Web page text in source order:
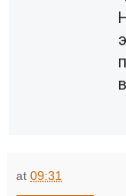
at 09:31